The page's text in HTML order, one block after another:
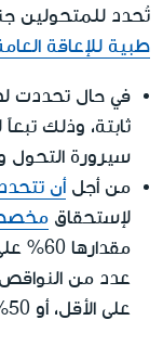
تُحدد للمتحولين
طبية للإعاقة
في حال تحددت
ثابتة، وذلك
سيرورة التحول
من أجلأن
لإستحقاق
على الأقل، أو 50% على الأقل لدى